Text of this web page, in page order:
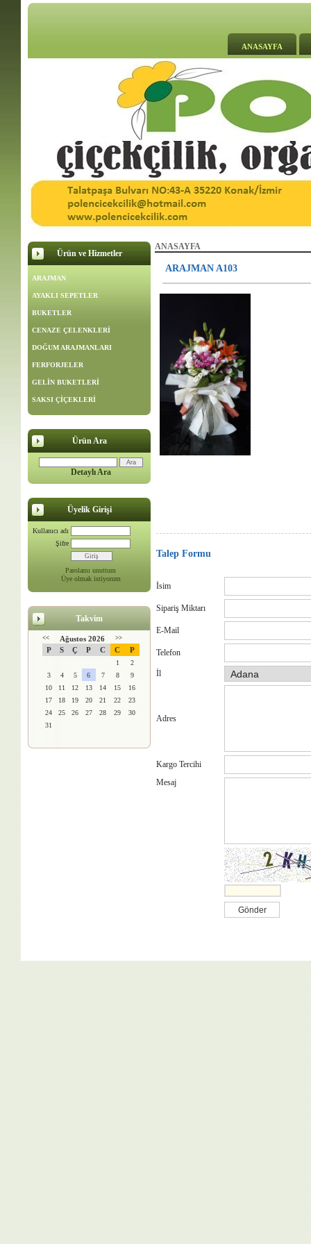
ANASAYFA
Ürün ve Hizmetler
ARAJMAN
AYAKLI SEPETLER
BUKETLER
CENAZE ÇELENKLERİ
DOĞUM ARAJMANLARI
FERFORJELER
GELİN BUKETLERİ
SAKSI ÇİÇEKLERİ
Ürün Ara
Detaylı Ara
Üyelik Girişi
Kullanıcı adı
Şifre
Parolamı unuttum
Üye olmak istiyorum
Takvim
<< Ağustos 2026 >>
P S Ç P C C P
1
2
3
4 5 6 7 8
9
10
11 12 13 14 15
16
17
18 19 20 21 22
23
24
25 26 27 28 29
30
31
ANASAYFA
ARAJMAN A103
Talep Formu
İsim
Sipariş Miktarı
E-Mail
Telefon
İl
Adres
Kargo Tercihi
Mesaj